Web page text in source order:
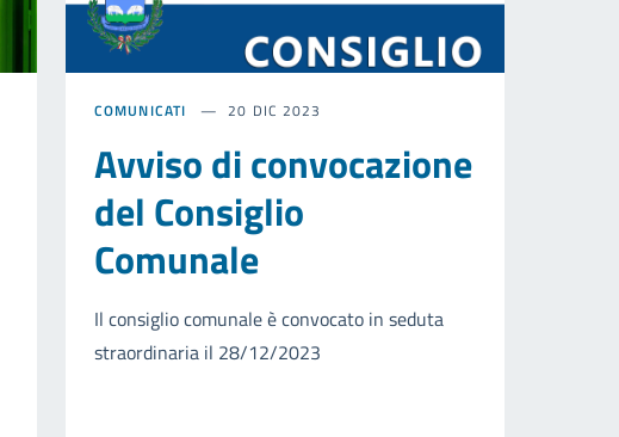
COMUNICATI 20 DIC 2023
Avviso di convocazione
del Consiglio
Comunale
Il consiglio comunale è convocato in seduta
straordinaria il 28/12/2023